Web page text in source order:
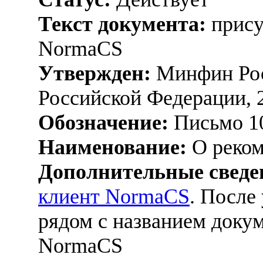
Текст документа:
NormaCS
Утвержден: Минфин
Российской Федерации,
Обозначение: Письмо
Наименование: О
Дополнительные
клиент NormaCS. После
рядом с названием
NormaCS